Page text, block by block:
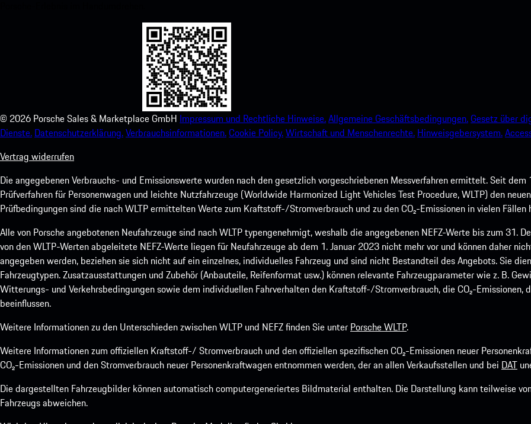
© 2026 Porsche Sales & Marketplace GmbH Impressum und Rechtliche Hinweise.Allgemeine Geschäftsbedingungen.Gesetz über
Dienste. Datenschutzerklärung.Verbrauchsinformationen.Cookie Policy.Wirtschaft und Menschenrechte. Hinweisgebersystem.
Vertrag widerrufen
Die angegebenen Verbrauchs- und Emissionswerte wurden nach den gesetzlich vorgeschriebenen Messverfahren ermittelt. Seit
Prüfverfahren für Personenwagen und leichte Nutzfahrzeuge (Worldwide Harmonized Light Vehicles Test Procedure, WLTP) den
Prüfbedingungen sind die nach WLTP ermittelten Werte zum Kraftstoff-/Stromverbrauch und zu den CO₂-Emissionen in vielen
Alle von Porsche angebotenen Neufahrzeuge sind nach WLTP typengenehmigt, weshalb die angegebenen NEFZ-Werte bis zum 31.
von den WLTP-Werten abgeleitete NEFZ-Werte liegen für Neufahrzeuge ab dem 1. Januar 2023 nicht mehr vor und können daher
angegeben werden, beziehen sie sich nicht auf ein einzelnes, individuelles Fahrzeug und sind nicht Bestandteil des Angebots. Sie
Fahrzeugtypen. Zusatzausstattungen und Zubehör (Anbauteile, Reifenformat usw.) können relevante Fahrzeugparameter wie z. B.
Witterungs- und Verkehrsbedingungen sowie dem individuellen Fahrverhalten den Kraftstoff-/Stromverbrauch, die CO₂-Emissionen,
beeinflussen.
Weitere Informationen zu den Unterschieden zwischen WLTP und NEFZ finden Sie unter Porsche WLTP.
Weitere Informationen zum offiziellen Kraftstoff-/ Stromverbrauch und den offiziellen spezifischen CO₂-Emissionen neuer
CO₂-Emissionen und den Stromverbrauch neuer Personenkraftwagen entnommen werden, der an allen Verkaufsstellen und bei DAT
Die dargestellten Fahrzeugbilder können automatisch computergeneriertes Bildmaterial enthalten. Die Darstellung kann teilweise
Fahrzeugs abweichen.